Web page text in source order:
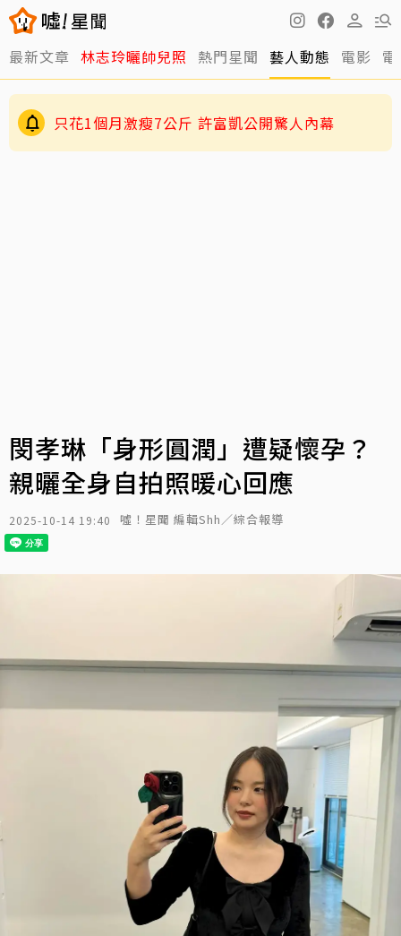
最新文章 林志玲曬帥兒照 熱門星聞 藝人動態 電影
只花1個月激瘦7公斤 許富凱公開驚人內幕
閔孝琳「身形圓潤」遭疑懷孕？
親曬全身自拍照暖心回應
2025-10-14 19:40 噓！星聞 編輯Shh／綜合報導